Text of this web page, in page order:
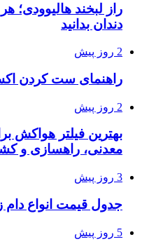
راز لبخند هالیوودی؛
دندان بدانید
2 روز پیش
راهنمای ست کردن
2 روز پیش
بهترین فیلتر هواکش
معدنی، راهسازی و
3 روز پیش
جدول قیمت انواع دام
5 روز پیش